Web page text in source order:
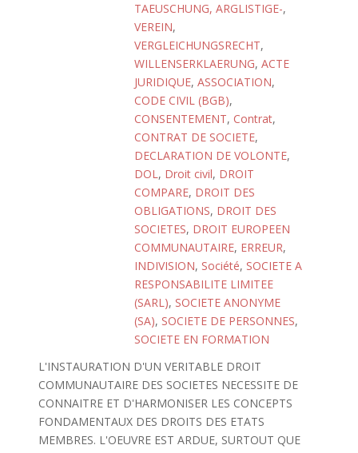
TAEUSCHUNG, ARGLISTIGE-,
VEREIN,
VERGLEICHUNGSRECHT,
WILLENSERKLAERUNG, ACTE
JURIDIQUE, ASSOCIATION,
CODE CIVIL (BGB),
CONSENTEMENT, Contrat,
CONTRAT DE SOCIETE,
DECLARATION DE VOLONTE,
DOL, Droit civil, DROIT
COMPARE, DROIT DES
OBLIGATIONS, DROIT DES
SOCIETES, DROIT EUROPEEN
COMMUNAUTAIRE, ERREUR,
INDIVISION, Société, SOCIETE A
RESPONSABILITE LIMITEE
(SARL), SOCIETE ANONYME
(SA), SOCIETE DE PERSONNES,
SOCIETE EN FORMATION
L'INSTAURATION D'UN VERITABLE DROIT
COMMUNAUTAIRE DES SOCIETES NECESSITE DE
CONNAITRE ET D'HARMONISER LES CONCEPTS
FONDAMENTAUX DES DROITS DES ETATS
MEMBRES. L'OEUVRE EST ARDUE, SURTOUT QUE